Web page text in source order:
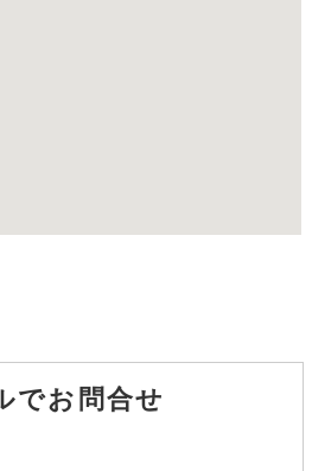
でお問合せ